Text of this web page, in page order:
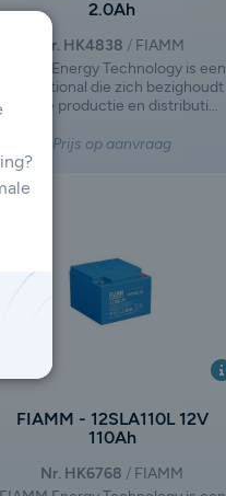
2.0Ah
Nr. HK4838
FIAMM
FIAMM Energy Technology is een
multinational die zich bezighoudt
met de productie en distributie
motorvoertuigen en industrieel
gebruik. Het bedrijf is ontstaan
na de afsplitsing van FIAMM
Group, waarbij de activiteiten op
een eigen weg zijn ingeslagen.
Prijs op aanvraag
FIAMM - 12SLA110L 12V
110Ah
Nr. HK6768
FIAMM